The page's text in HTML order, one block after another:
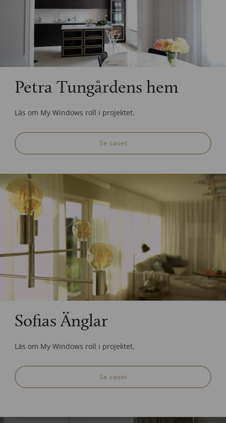
Petra Tungårdens hem
Läs om My Windows roll i projektet.
Se caset
Sofias Änglar
Läs om My Windows roll i projektet.
Se caset